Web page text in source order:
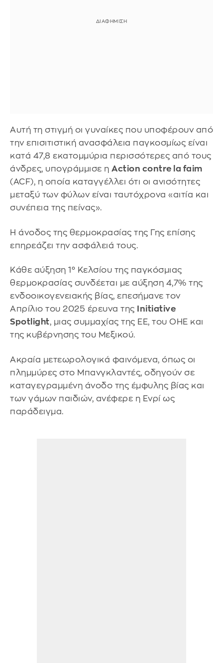
Αυτή τη στιγμή οι γυναίκες που υποφέρουν από
την επισιτιστική ανασφάλεια παγκοσμίως είναι
κατά 47,8 εκατομμύρια περισσότερες από τους
άνδρες, υπογράμμισε η Action contre la faim
(ACF), η οποία καταγγέλλει ότι οι ανισότητες
μεταξύ των φύλων είναι ταυτόχρονα «αιτία και
συνέπεια της πείνας».
Η άνοδος της θερμοκρασίας της Γης επίσης
επηρεάζει την ασφάλειά τους.
Κάθε αύξηση 1° Κελσίου της παγκόσμιας
θερμοκρασίας συνδέεται με αύξηση 4,7% της
ενδοοικογενειακής βίας, επεσήμανε τον
Απρίλιο του 2025 έρευνα της
Initiative
Spotlight, μιας συμμαχίας της ΕΕ, του ΟΗΕ και
της κυβέρνησης του Μεξικού.
Ακραία μετεωρολογικά φαινόμενα, όπως οι
πλημμύρες στο Μπανγκλαντές, οδηγούν σε
καταγεγραμμένη άνοδο της έμφυλης βίας και
των γάμων παιδιών, ανέφερε η Ενρί ως
παράδειγμα.